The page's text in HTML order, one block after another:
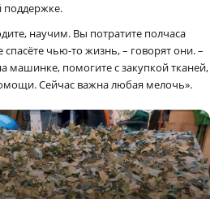
поддержке.
научим. Вы потратите полчаса
спасёте чью-то жизнь, – говорят они. –
машинке, помогите с закупкой тканей,
Сейчас важна любая мелочь».